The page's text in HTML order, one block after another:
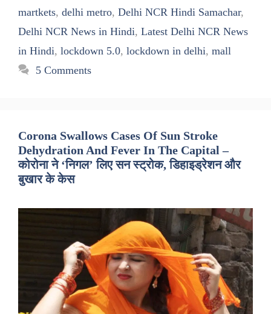
martkets, delhi metro, Delhi NCR Hindi Samachar,
Delhi NCR News in Hindi, Latest Delhi NCR News
in Hindi, lockdown 5.0, lockdown in delhi, mall
5 Comments
Corona Swallows Cases Of Sun Stroke
Dehydration And Fever In The Capital –
कोरोना ने ‘निगल’ लिए सन स्ट्रोक, डिहाइड्रेशन और
बुखार के केस